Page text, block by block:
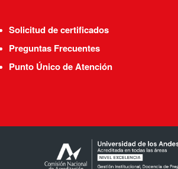
Solicitud de certificados
Preguntas Frecuentes
Punto Único de Atención